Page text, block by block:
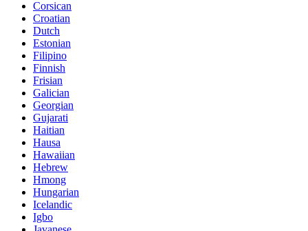
Corsican
Croatian
Dutch
Estonian
Filipino
Finnish
Frisian
Galician
Georgian
Gujarati
Haitian
Hausa
Hawaiian
Hebrew
Hmong
Hungarian
Icelandic
Igbo